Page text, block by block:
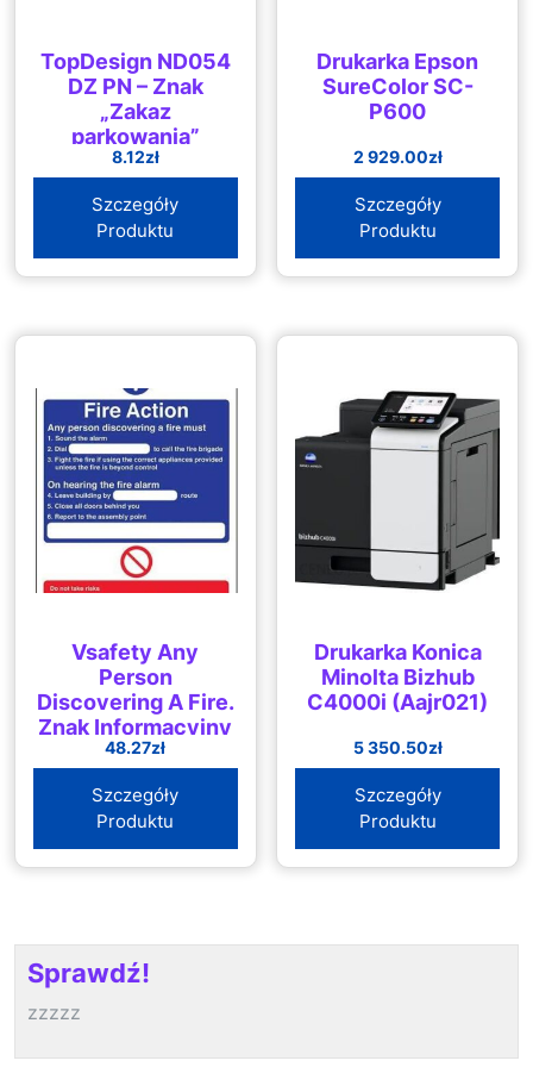
TopDesign ND054
DZ PN – Znak
„Zakaz
parkowania”
8.12zł
Szczegóły
Produktu
Drukarka Epson
SureColor SC-
P600
2 929.00zł
Szczegóły
Produktu
Vsafety Any
Person
Discovering A Fire.
Znak Informacyjny
O Akcji Pożarowej
2Mm Sztywny
Plastik
48.27zł
Szczegóły
Produktu
Drukarka Konica
Minolta Bizhub
C4000i (Aajr021)
5 350.50zł
Szczegóły
Produktu
Sprawdź!
zzzzz